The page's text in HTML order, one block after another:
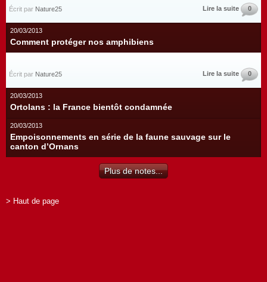
Écrit par Nature25 Lire la suite 0
20/03/2013
Comment protéger nos amphibiens
Écrit par Nature25 Lire la suite 0
20/03/2013
Ortolans : la France bientôt condamnée
20/03/2013
Empoisonnements en série de la faune sauvage sur le
canton d’Ornans
Plus de notes...
> Haut de page